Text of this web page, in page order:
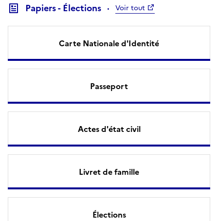
Papiers - Élections Voir tout
Carte Nationale d'Identité
Passeport
Actes d'état civil
Livret de famille
Élections